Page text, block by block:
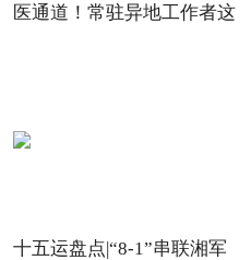
医通道！常驻异地工作者这
十五运盘点|“8-1”串联湘军